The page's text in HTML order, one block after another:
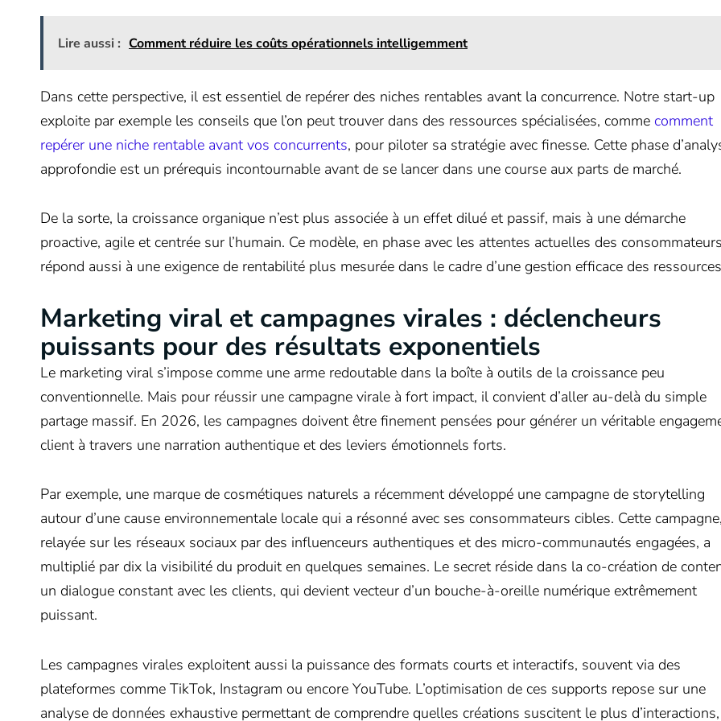
Lire aussi : Comment réduire les coûts opérationnels intelligemment
Dans cette perspective, il est essentiel de repérer des niches rentables avant la concurrence. Notre start-up
exploite par exemple les conseils que l’on peut trouver dans des ressources spécialisées, comme comment
repérer une niche rentable avant vos concurrents, pour piloter sa stratégie avec finesse. Cette phase
approfondie est un prérequis incontournable avant de se lancer dans une course aux parts de marché.
De la sorte, la croissance organique n’est plus associée à un effet dilué et passif, mais à une démarche
proactive, agile et centrée sur l’humain. Ce modèle, en phase avec les attentes actuelles des
répond aussi à une exigence de rentabilité plus mesurée dans le cadre d’une gestion efficace des
Marketing viral et campagnes virales : déclencheurs
puissants pour des résultats exponentiels
Le marketing viral s’impose comme une arme redoutable dans la boîte à outils de la croissance peu
conventionnelle. Mais pour réussir une campagne virale à fort impact, il convient d’aller au-delà du simple
partage massif. En 2026, les campagnes doivent être finement pensées pour générer un véritable
client à travers une narration authentique et des leviers émotionnels forts.
Par exemple, une marque de cosmétiques naturels a récemment développé une campagne de storytelling
autour d’une cause environnementale locale qui a résonné avec ses consommateurs cibles. Cette campagne,
relayée sur les réseaux sociaux par des influenceurs authentiques et des micro-communautés engagées, a
multiplié par dix la visibilité du produit en quelques semaines. Le secret réside dans la co-création de
un dialogue constant avec les clients, qui devient vecteur d’un bouche-à-oreille numérique extrêmement
puissant.
Les campagnes virales exploitent aussi la puissance des formats courts et interactifs, souvent via des
plateformes comme TikTok, Instagram ou encore YouTube. L’optimisation de ces supports repose sur une
analyse de données exhaustive permettant de comprendre quelles créations suscitent le plus